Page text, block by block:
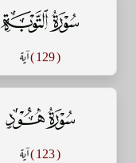
سورة التوبة
( 129 ) آية
سورة هود
( 123 ) آية